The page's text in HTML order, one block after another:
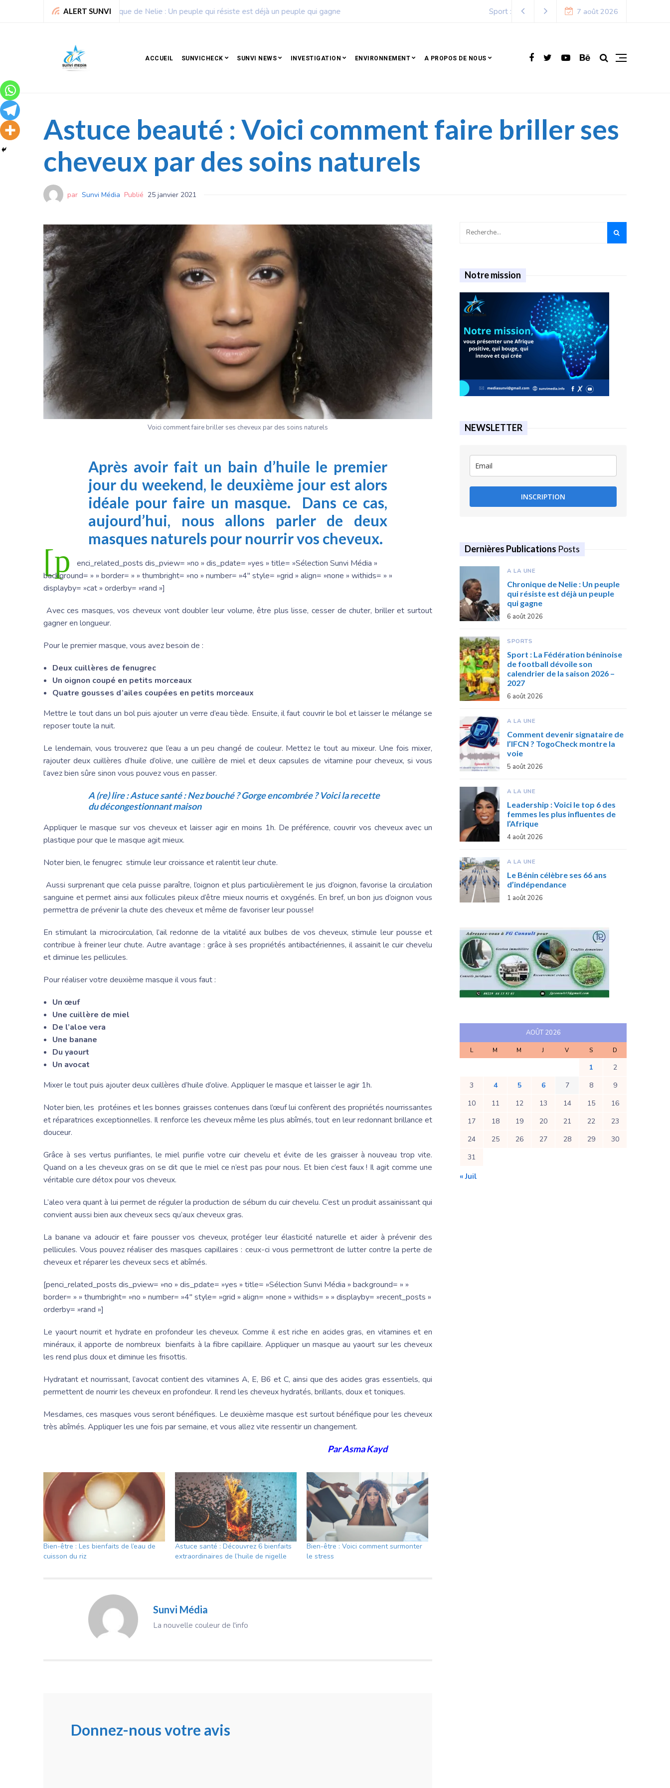
ALERT SUNVI Sport : La Fédération béninoise de football dévoile son calendrier de la saison 2026 – 2027 7 août 2026
ACCUEIL SUNVICHECK SUNVI NEWS INVESTIGATION ENVIRONNEMENT A PROPOS DE NOUS
Astuce beauté : Voici comment faire briller ses
cheveux par des soins naturels
par Sunvi Média Publié 25 janvier 2021
Voici comment faire briller ses cheveux par des soins naturels
Après avoir fait un bain d’huile le premier
jour du weekend, le deuxième jour est alors
idéale pour faire un masque. Dans ce cas,
aujourd’hui, nous allons parler de deux
masques naturels pour nourrir vos cheveux.
[p
enci_related_posts dis_pview= »no » dis_pdate= »yes » title= »Sélection Sunvi Média »
background= » » border= » » thumbright= »no » number= »4″ style= »grid » align= »none » withids= » »
displayby= »cat » orderby= »rand »]
Avec ces masques, vos cheveux vont doubler leur volume, être plus lisse, cesser de chuter, briller et surtout
gagner en longueur.
Pour le premier masque, vous avez besoin de :
Deux cuillères de fenugrec
Un oignon coupé en petits morceaux
Quatre gousses d’ailes coupées en petits morceaux
Mettre le tout dans un bol puis ajouter un verre d’eau tiède. Ensuite, il faut couvrir le bol et laisser le mélange se
reposer toute la nuit.
Le lendemain, vous trouverez que l’eau a un peu changé de couleur. Mettez le tout au mixeur. Une fois mixer,
rajouter deux cuillères d’huile d’olive, une cuillère de miel et deux capsules de vitamine pour cheveux, si vous
l’avez bien sûre sinon vous pouvez vous en passer.
A (re) lire :Astuce santé : Nez bouché ? Gorge encombrée ? Voici la recette
du décongestionnant maison
Appliquer le masque sur vos cheveux et laisser agir en moins 1h. De préférence, couvrir vos cheveux avec un
plastique pour que le masque agit mieux.
Noter bien, le fenugrec stimule leur croissance et ralentit leur chute.
Aussi surprenant que cela puisse paraître, l’oignon et plus particulièrement le jus d’oignon, favorise la circulation
sanguine et permet ainsi aux follicules pileux d’être mieux nourris et oxygénés. En bref, un bon jus d’oignon vous
permettra de prévenir la chute des cheveux et même de favoriser leur pousse!
En stimulant la microcirculation, l’ail redonne de la vitalité aux bulbes de vos cheveux, stimule leur pousse et
contribue à freiner leur chute. Autre avantage : grâce à ses propriétés antibactériennes, il assainit le cuir chevelu
et diminue les pellicules.
Pour réaliser votre deuxième masque il vous faut :
Un œuf
Une cuillère de miel
De l’aloe vera
Une banane
Du yaourt
Un avocat
Mixer le tout puis ajouter deux cuillères d’huile d’olive. Appliquer le masque et laisser le agir 1h.
Noter bien, les protéines et les bonnes graisses contenues dans l’œuf lui confèrent des propriétés nourrissantes
et réparatrices exceptionnelles. Il renforce les cheveux même les plus abîmés, tout en leur redonnant brillance et
douceur.
Grâce à ses vertus purifiantes, le miel purifie votre cuir chevelu et évite de les graisser à nouveau trop vite.
Quand on a les cheveux gras on se dit que le miel ce n’est pas pour nous. Et bien c’est faux ! Il agit comme une
véritable cure détox pour vos cheveux.
L’aleo vera quant à lui permet de réguler la production de sébum du cuir chevelu. C’est un produit assainissant qui
convient aussi bien aux cheveux secs qu’aux cheveux gras.
La banane va adoucir et faire pousser vos cheveux, protéger leur élasticité naturelle et aider à prévenir des
pellicules. Vous pouvez réaliser des masques capillaires : ceux-ci vous permettront de lutter contre la perte de
cheveux et réparer les cheveux secs et abîmés.
[penci_related_posts dis_pview= »no » dis_pdate= »yes » title= »Sélection Sunvi Média » background= » »
border= » » thumbright= »no » number= »4″ style= »grid » align= »none » withids= » » displayby= »recent_posts »
orderby= »rand »]
Le yaourt nourrit et hydrate en profondeur les cheveux. Comme il est riche en acides gras, en vitamines et en
minéraux, il apporte de nombreux bienfaits à la fibre capillaire. Appliquer un masque au yaourt sur les cheveux
les rend plus doux et diminue les frisottis.
Hydratant et nourrissant, l’avocat contient des vitamines A, E, B6 et C, ainsi que des acides gras essentiels, qui
permettent de nourrir les cheveux en profondeur. Il rend les cheveux hydratés, brillants, doux et toniques.
Mesdames, ces masques vous seront bénéfiques. Le deuxième masque est surtout bénéfique pour les cheveux
très abîmés. Appliquer les une fois par semaine, et vous allez vite ressentir un changement.
Par Asma Kayd
Bien-être : Les bienfaits de l’eau de
cuisson du riz
Astuce santé : Découvrez 6 bienfaits
extraordinaires de l’huile de nigelle
Bien-être : Voici comment surmonter
le stress
Sunvi Média
La nouvelle couleur de l'info
Donnez-nous votre avis
Notre mission
NEWSLETTER
INSCRIPTION
Dernières Publications Posts
A LA UNE
Chronique de Nelie : Un peuple
qui résiste est déjà un peuple
qui gagne
6 août 2026
SPORTS
Sport : La Fédération béninoise
de football dévoile son
calendrier de la saison 2026 –
2027
6 août 2026
A LA UNE
Comment devenir signataire de
l’IFCN ? TogoCheck montre la
voie
5 août 2026
A LA UNE
Leadership : Voici le top 6 des
femmes les plus influentes de
l’Afrique
4 août 2026
A LA UNE
Le Bénin célèbre ses 66 ans
d’indépendance
1 août 2026
AOÛT 2026
L M M J V S D
1
2
3
4 5 6 7 8
9
10
11 12 13 14 15
16
17
18 19 20 21 22
23
24
25 26 27 28 29
30
31
« Juil